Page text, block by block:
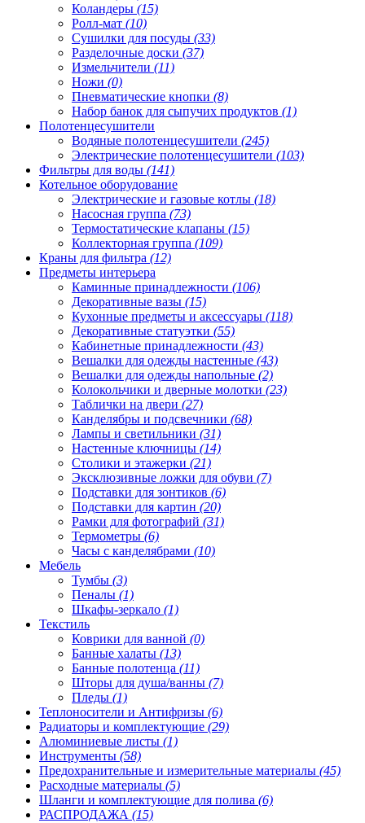
Коландеры (15)
Ролл-мат (10)
Сушилки для посуды (33)
Разделочные доски (37)
Измельчители (11)
Ножи (0)
Пневматические кнопки (8)
Набор банок для сыпучих продуктов (1)
Полотенцесушители
Водяные полотенцесушители (245)
Электрические полотенцесушители (103)
Фильтры для воды (141)
Котельное оборудование
Электрические и газовые котлы (18)
Насосная группа (73)
Термостатические клапаны (15)
Коллекторная группа (109)
Краны для фильтра (12)
Предметы интерьера
Каминные принадлежности (106)
Декоративные вазы (15)
Кухонные предметы и аксессуары (118)
Декоративные статуэтки (55)
Кабинетные принадлежности (43)
Вешалки для одежды настенные (43)
Вешалки для одежды напольные (2)
Колокольчики и дверные молотки (23)
Таблички на двери (27)
Канделябры и подсвечники (68)
Лампы и светильники (31)
Настенные ключницы (14)
Столики и этажерки (21)
Эксклюзивные ложки для обуви (7)
Подставки для зонтиков (6)
Подставки для картин (20)
Рамки для фотографий (31)
Термометры (6)
Часы с канделябрами (10)
Мебель
Тумбы (3)
Пеналы (1)
Шкафы-зеркало (1)
Текстиль
Коврики для ванной (0)
Банные халаты (13)
Банные полотенца (11)
Шторы для душа/ванны (7)
Пледы (1)
Теплоносители и Антифризы (6)
Радиаторы и комплектующие (29)
Алюминиевые листы (1)
Инструменты (58)
Предохранительные и измерительные материалы (45)
Расходные материалы (5)
Шланги и комплектующие для полива (6)
РАСПРОДАЖА (15)